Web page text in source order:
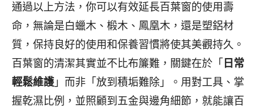
通過以上方法，你可以有效延長百葉窗的使用壽
命，無論是白蠟木、椴木、鳳凰木，還是塑鋁材
質，保持良好的使用和保養習慣將使其美觀持久。
百葉窗的清潔其實並不比布簾難，關鍵在於「 日常
輕鬆維護 」而非「放到積垢難除」。用對工具、掌
握乾濕比例，並照顧到五金與邊角細節，就能讓百